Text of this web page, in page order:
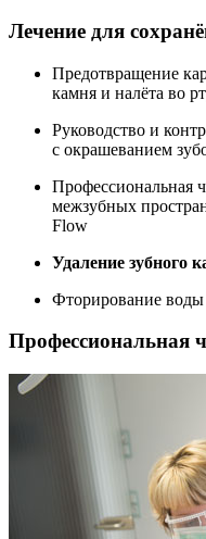
Лечение для
Предотвращение
камня и налёта во
Руководство и
с окрашеванием
Профессиональная
межзубных
Flow
Удаление зубного
Фторирование воды
Профессиональная